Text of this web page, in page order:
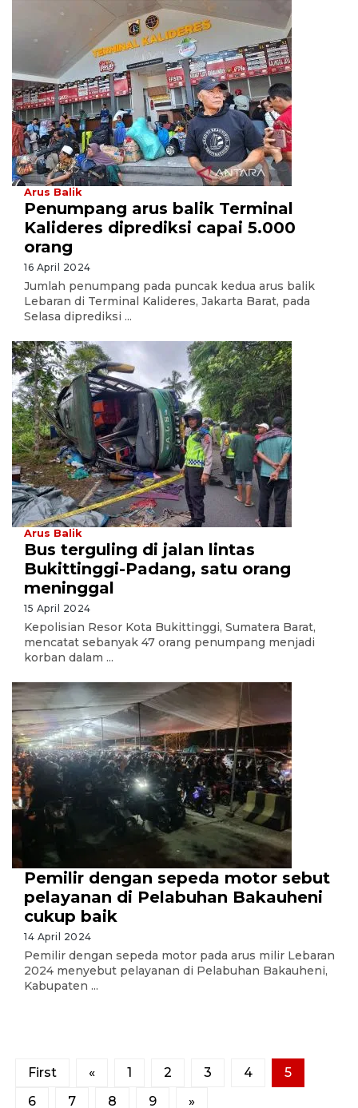
Arus Balik
Penumpang arus balik Terminal
Kalideres diprediksi capai 5.000
orang
16 April 2024
Jumlah penumpang pada puncak kedua arus balik
Lebaran di Terminal Kalideres, Jakarta Barat, pada
Selasa diprediksi ...
Arus Balik
Bus terguling di jalan lintas
Bukittinggi-Padang, satu orang
meninggal
15 April 2024
Kepolisian Resor Kota Bukittinggi, Sumatera Barat,
mencatat sebanyak 47 orang penumpang menjadi
korban dalam ...
Pemilir dengan sepeda motor sebut
pelayanan di Pelabuhan Bakauheni
cukup baik
14 April 2024
Pemilir dengan sepeda motor pada arus milir Lebaran
2024 menyebut pelayanan di Pelabuhan Bakauheni,
Kabupaten ...
First « 1 2 3 4
5
6
7 8 9 »